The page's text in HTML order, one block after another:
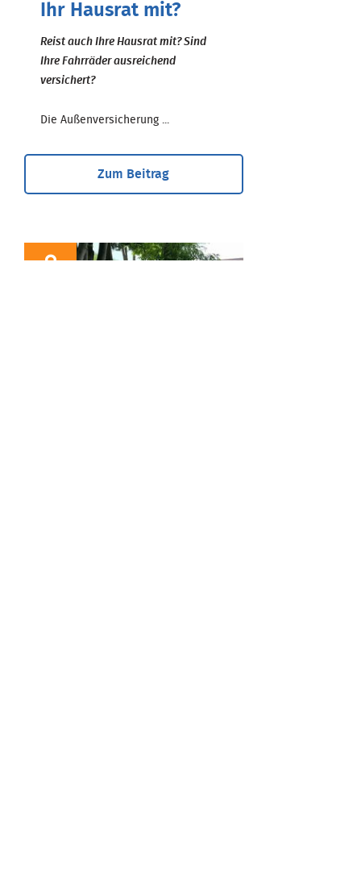
Ihr Hausrat mit?
Reist auch Ihre Hausrat mit? Sind
Ihre Fahrräder ausreichend
versichert?
Die Außenversicherung ...
Zum Beitrag